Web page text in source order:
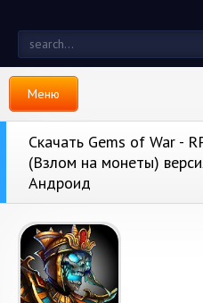
Меню
Скачать Gems of War -
(Взлом на монеты)
Андроид